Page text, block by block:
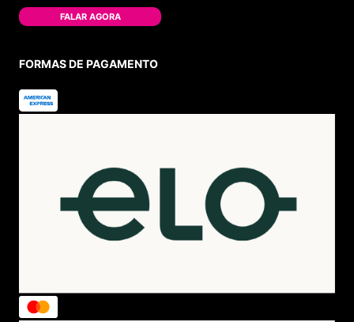
FALAR AGORA
FORMAS DE PAGAMENTO